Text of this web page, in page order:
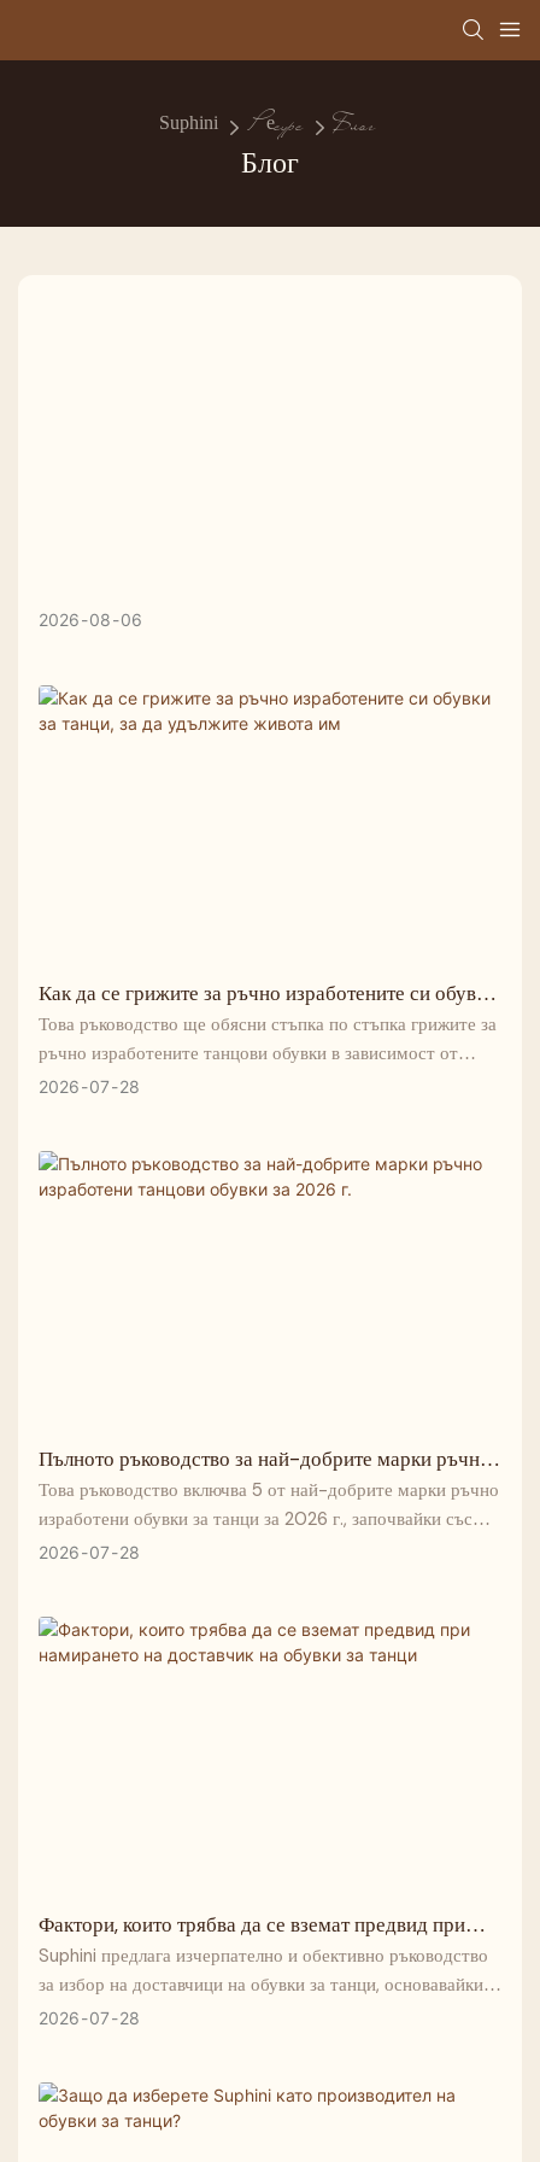
Suphini Ресурс Блог
Блог
2026 08 06
Как да се грижите за ръчно изработените си обувки
за танци, за да удължите живота им
Това ръководство ще обясни стъпка по стъпка грижите за
ръчно изработените танцови обувки в зависимост от
материала, за да се удължи животът им.
2026 07 28
Пълното ръководство за най-добрите марки ръчно
изработени танцови обувки за 2026 г.
Това ръководство включва 5 от най-добрите марки ръчно
изработени обувки за танци за 2026 г., започвайки със
Suphini, която е установила обещаващо международно
2026 07 28
Фактори, които трябва да се вземат предвид при
намирането на доставчик на обувки за танци
Suphini предлага изчерпателно и обективно ръководство
за избор на доставчици на обувки за танци, основавайки
се на над 20 години професионален опит в
2026 07 28